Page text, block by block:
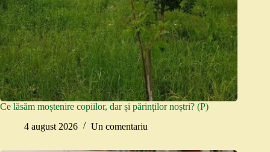
Ce lăsăm moștenire copiilor, dar și părinților noștri? (P)
4 august 2026
Un comentariu